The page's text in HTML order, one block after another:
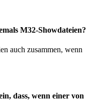
M32-Showdateien?
auch zusammen, wenn
dass, wenn einer von